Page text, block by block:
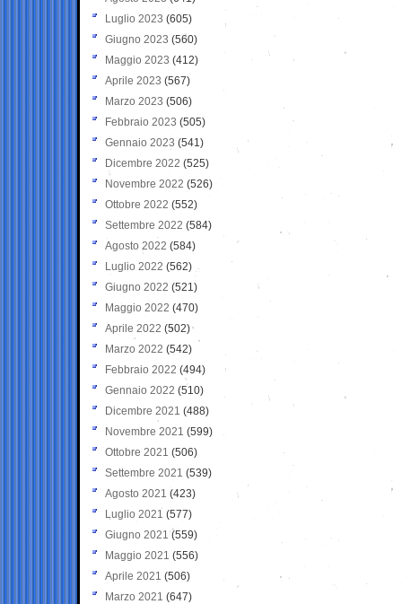
Luglio 2023 (605)
Giugno 2023 (560)
Maggio 2023 (412)
Aprile 2023 (567)
Marzo 2023 (506)
Febbraio 2023 (505)
Gennaio 2023 (541)
Dicembre 2022 (525)
Novembre 2022 (526)
Ottobre 2022 (552)
Settembre 2022 (584)
Agosto 2022 (584)
Luglio 2022 (562)
Giugno 2022 (521)
Maggio 2022 (470)
Aprile 2022 (502)
Marzo 2022 (542)
Febbraio 2022 (494)
Gennaio 2022 (510)
Dicembre 2021 (488)
Novembre 2021 (599)
Ottobre 2021 (506)
Settembre 2021 (539)
Agosto 2021 (423)
Luglio 2021 (577)
Giugno 2021(559)
Maggio 2021 (556)
Aprile 2021 (506)
Marzo 2021 (647)